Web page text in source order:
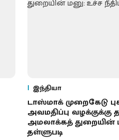
இந்தியா
டாஸ்மாக் முறைகேடு
அவமதிப்பு
அமலாக்கத் துறையின்
தள்ளுபடி